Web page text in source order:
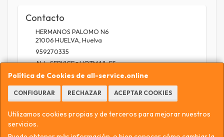
Política de Cookies de all-service.online
CONFIGURAR RECHAZAR ACEPTAR COOKIES
Utilizamos cookies propias y de terceros para mejorar nuestros
servicios.
Contacto
HERMANOS PALOMO N6
21006HUELVA Huelva
959270335
ALL_SERVICE@HOTMAIL.ES
Horario
9.30 A 13.30 / 17 A 20.30